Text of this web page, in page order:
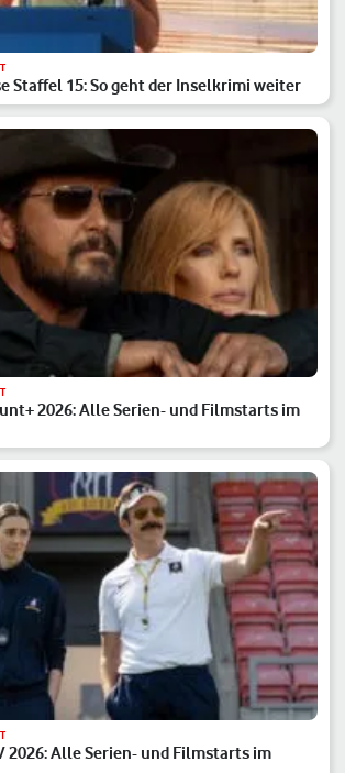
Staffel 15: So geht der Inselkrimi weiter
2026: Alle Serien- und Filmstarts im
2026: Alle Serien- und Filmstarts im